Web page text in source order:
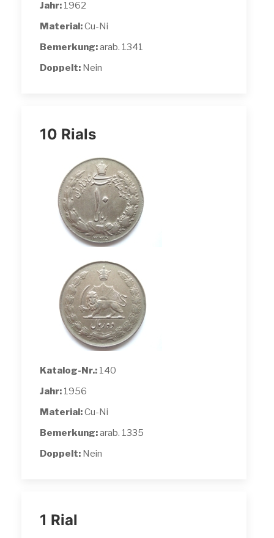
Jahr: 1962
Material:Cu-Ni
Bemerkung:arab. 1341
Doppelt: Nein
10 Rials
Katalog-Nr.: 140
Jahr: 1956
Material:Cu-Ni
Bemerkung:arab. 1335
Doppelt: Nein
1 Rial